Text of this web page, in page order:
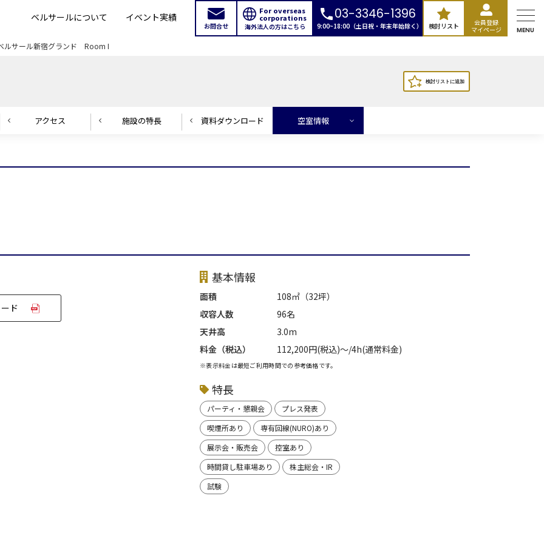
ベルサールについて イベント実績
お問合せ
For overseas
corporations
海外法人の方はこちら
03-3346-1396
9:00~18:00（土日祝・年末年始除く） 検討リスト
会員登録
マイページ
MENU
ルサール新宿グランド Room I
アクセス 施設の特長 資料ダウンロード 空室情報
ド
基本情報
面積
108㎡（32坪）
収容人数
96名
天井高
3.0m
料金（税込）
112,200円(税込)〜/4h(通常料金)
※表示料金は最短ご利用時間での参考価格です。
特長
パーティ・懇親会
プレス発表
喫煙所あり
専有回線(NURO)あり
展示会・販売会
控室あり
時間貸し駐車場あり
株主総会・IR
試験